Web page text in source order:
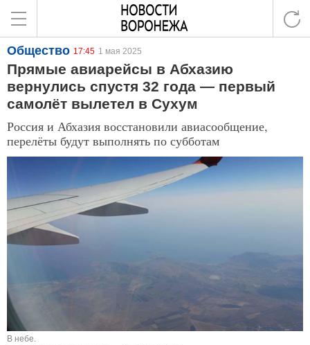
Общество 17:45 1 мая 2025
Прямые авиарейсы в Абхазию
вернулись спустя 32 года — первый
самолёт вылетел в Сухум
Россия и Абхазия восстановили авиасообщение,
перелёты будут выполнять по субботам
В небе.